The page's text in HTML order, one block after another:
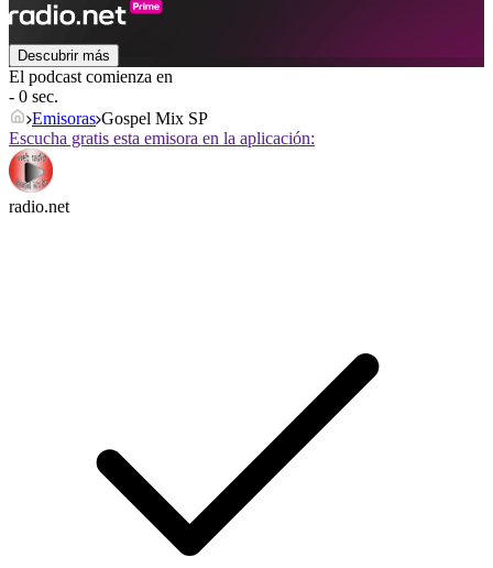
Descubrir más
El podcast comienza en
- 0 sec.
Emisoras Gospel Mix SP
Escucha gratis esta emisora en la aplicación:
radio.net